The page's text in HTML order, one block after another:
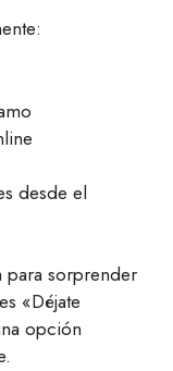
desde el
para sorprender
«Déjate
opción